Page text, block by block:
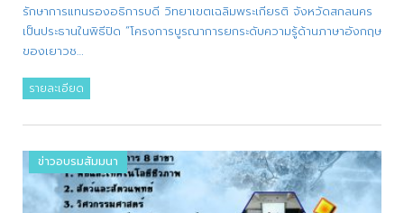
รักษาการแทนรองอธิการบดี วิทยาเขตเฉลิมพระเกียรติ จังหวัดสกลนคร
เป็นประธานในพิธีปิด “โครงการบูรณาการยกระดับความรู้ด้านภาษาอังกฤษ
ของเยาวช…
รายละเอียด
ข่าวอบรมสัมมนา